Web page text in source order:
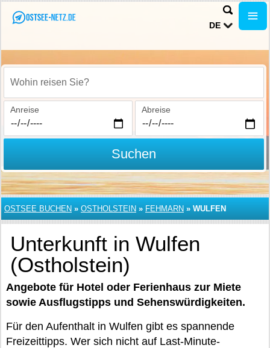
DE
Wohin reisen Sie?
Anreise Abreise
Suchen
OSTSEE BUCHEN » OSTHOLSTEIN » FEHMARN » WULFEN
Unterkunft in Wulfen
(Ostholstein)
Angebote für Hotel oder Ferienhaus zur Miete
sowie Ausflugstipps und Sehenswürdigkeiten.
Für den Aufenthalt in Wulfen gibt es spannende
Freizeittipps. Wer sich nicht auf Last-Minute-